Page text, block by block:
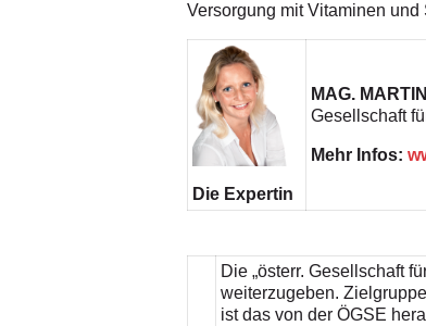
Versorgung mit Vitaminen
Die Expertin
MAG.
Gesellschaft
Mehr Infos:
Die „österr. Gesellschaft
weiterzugeben.
ist das von der ÖGSE